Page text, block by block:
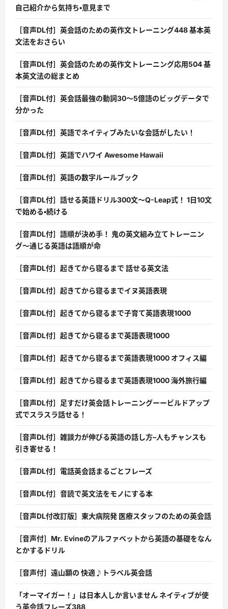
自己紹介から気持ち・意見まで
［音声DL付］英会話のための英作文トレーニング448 基本英
文法をおさらい
［音声DL付］英会話のための英作文トレーニング応用504 基
本英文法の総まとめ
［音声DL付］英会話最強の動詞30〜5億語のビッグデータで
分かった
［音声DL付］英語でネイティブみたいな会話がしたい！
［音声DL付］英語でハワイ Awesome Hawaii
［音声DL付］英語の数字ルールブック
［音声DL付］話せる英語ドリル300文〜Q-Leap式！ 1日10文
で始める・続ける
［音声DL付］語順が決め手！ 鬼の英文組み立てトレーニン
グ〜通じる英語は語順が命
［音声DL付］起きてから寝るまで 話せる英文法
［音声DL付］起きてから寝るまでイヌ英語表現
［音声DL付］起きてから寝るまで子育て英語表現1000
［音声DL付］起きてから寝るまで英語表現1000
［音声DL付］起きてから寝るまで英語表現1000 オフィス編
［音声DL付］起きてから寝るまで英語表現1000 海外旅行編
［音声DL付］足すだけ英会話トレーニングーービルドアップ
式でスラスラ話せる！
［音声DL付］雑談力が伸びる英語の話し方–人もチャンスも
引き寄せる！
［音声DL付］電話英会話まるごとフレーズ
［音声DL付］音読で英文法をモノにする本
［音声DL付改訂版］東大病院発 医療スタッフのための英会話
［音声付］Mr. Evineのアルファベットから英語の基礎をなん
とかするドリル
［音声付］遠山顕の 快適♪トラベル英会話
「オーマイガー！」は日本人しか言いません ネイティブが使
う英会話フレーズ388